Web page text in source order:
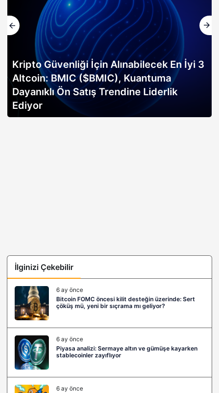
Kripto Güvenliği İçin Alınabilecek En İyi 3
Altcoin: BMIC ($BMIC), Kuantuma
Dayanıklı Ön Satış Trendine Liderlik
Ediyor
İlginizi Çekebilir
6 ay önce
Bitcoin FOMC öncesi kilit desteğin üzerinde: Sert
çöküş mü, yeni bir sıçrama mı geliyor?
6 ay önce
Piyasa analizi: Sermaye altın ve gümüşe kayarken
stablecoinler zayıflıyor
6 ay önce